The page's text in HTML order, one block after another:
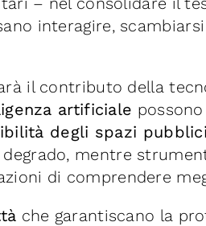
interagire,
il contributo della
artificiale
degli spazi pubblici
mentre
di comprendere
che garantiscano la